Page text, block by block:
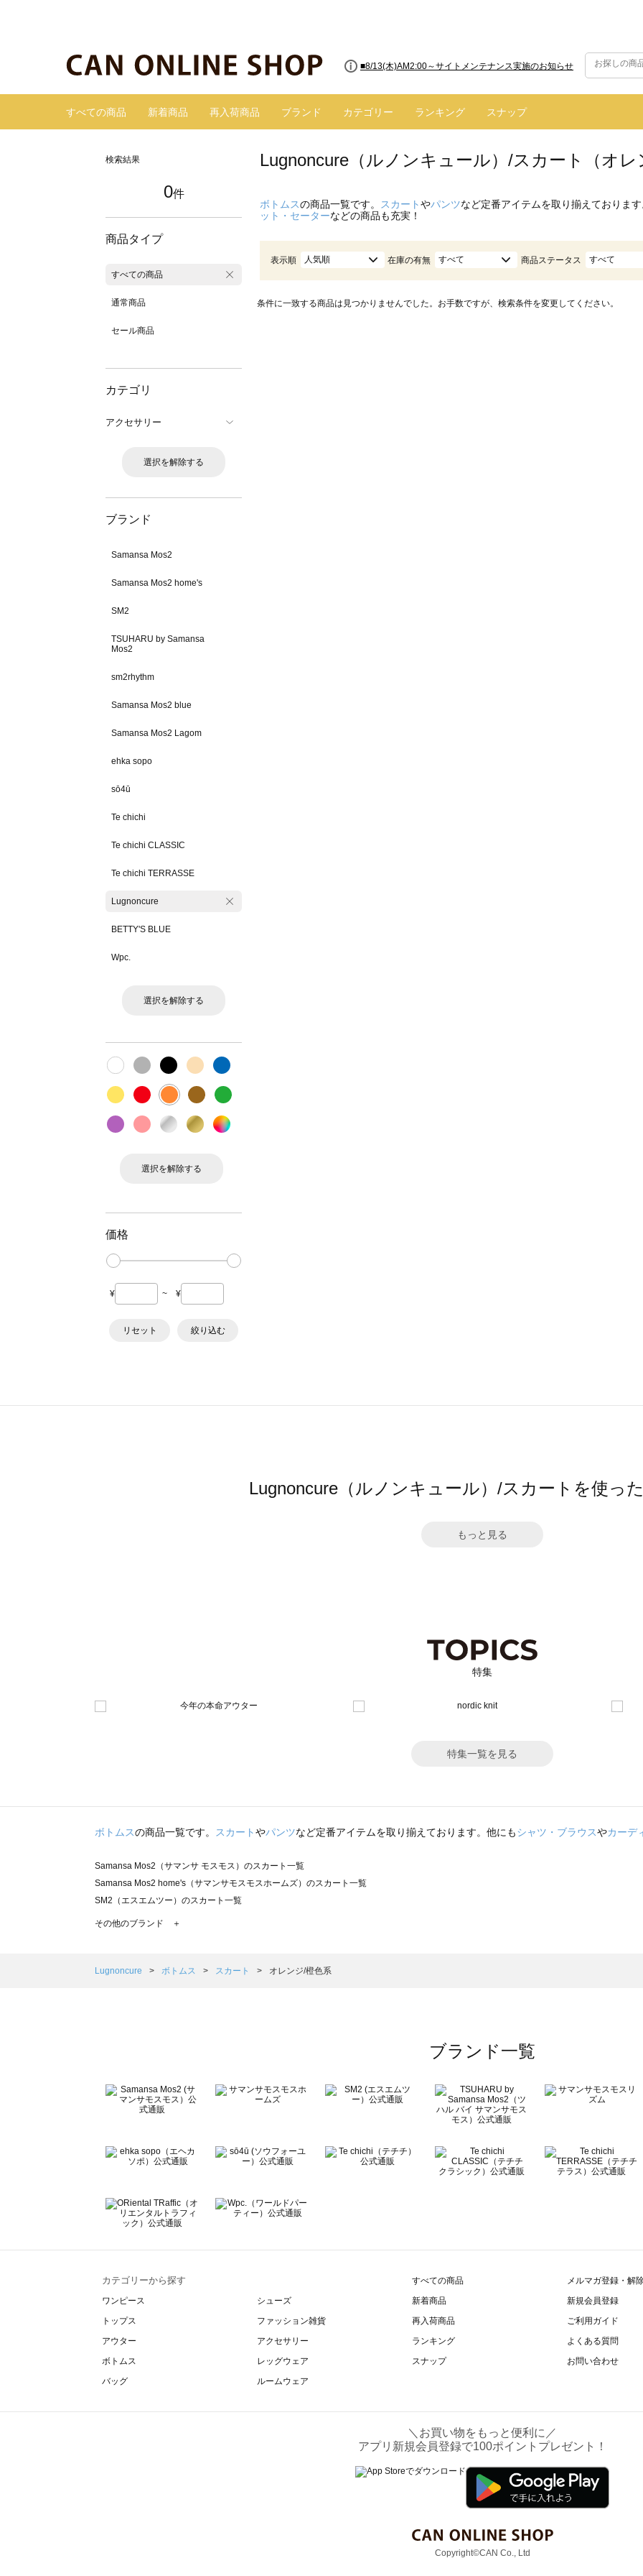
■8/13(木)AM2:00～サイトメンテナンス実施のお知らせ
すべての商品 新着商品 再入荷商品 ブランド カテゴリー ランキング スナップ
検索結果
0件
商品タイプ
すべての商品
通常商品
セール商品
カテゴリ
アクセサリー
選択を解除する
ブランド
Samansa Mos2
Samansa Mos2 home's
SM2
TSUHARU by Samansa
Mos2
sm2rhythm
Samansa Mos2 blue
Samansa Mos2 Lagom
ehka sopo
sō4ū
Te chichi
Te chichi CLASSIC
Te chichi TERRASSE
Lugnoncure
BETTY'S BLUE
Wpc.
選択を解除する
選択を解除する
価格
¥ ~ ¥
リセット 絞り込む
Lugnoncure（ルノンキュール）/スカート（オレ
ボトムスの商品一覧です。 スカートやパンツなど定番アイテムを取り揃えておりま
ット・セーターなどの商品も充実！
表示順 人気順 在庫の有無 すべて 商品ステータス すべて
条件に一致する商品は見つかりませんでした。お手数ですが、検索条件を変更してください。
Lugnoncure（ルノンキュール）/スカートを使っ
もっと見る
特集
特集一覧を見る
ボトムスの商品一覧です。 スカートやパンツなど定番アイテムを取り揃えております。他にもシャツ・ブラウスやカーデ
Samansa Mos2（サマンサ モスモス）のスカート一覧
Samansa Mos2 home's（サマンサモスモスホームズ）のスカート一覧
SM2（エスエムツー）のスカート一覧
TSUHARU by Samansa Mos2（ツハルバイサマンサモスモス）のスカート一覧
Samansa Mos2 Lagom（サマンサモスモス ラーゴム）のスカート一覧
BETTY'S BLUE（べティーズブルー）のスカート一覧
Wpc.（ワールドパーティー）のスカート一覧
その他のブランド ＋
Lugnoncure ボトムス スカート オレンジ/橙色系
ブランド一覧
カテゴリーから探す
ワンピース
トップス
アウター
ボトムス
バッグ
シューズ
ファッション雑貨
アクセサリー
レッグウェア
ルームウェア
すべての商品
新着商品
再入荷商品
ランキング
スナップ
メルマガ登録・解
新規会員登録
ご利用ガイド
よくある質問
お問い合わせ
＼お買い物をもっと便利に／
アプリ新規会員登録で100ポイントプレゼント！
Copyright©CAN Co., Ltd